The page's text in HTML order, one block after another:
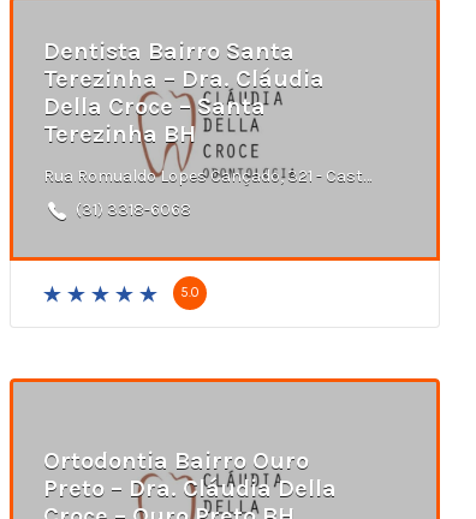
Dentista Bairro Santa
Terezinha – Dra. Cláudia
Della Croce – Santa
Terezinha BH
Rua Romualdo Lopes Cançado, 321 - Castelo, Belo Horizonte - MG
(31) 3318-6068
5.0
Ortodontia Bairro Ouro
Preto – Dra. Cláudia Della